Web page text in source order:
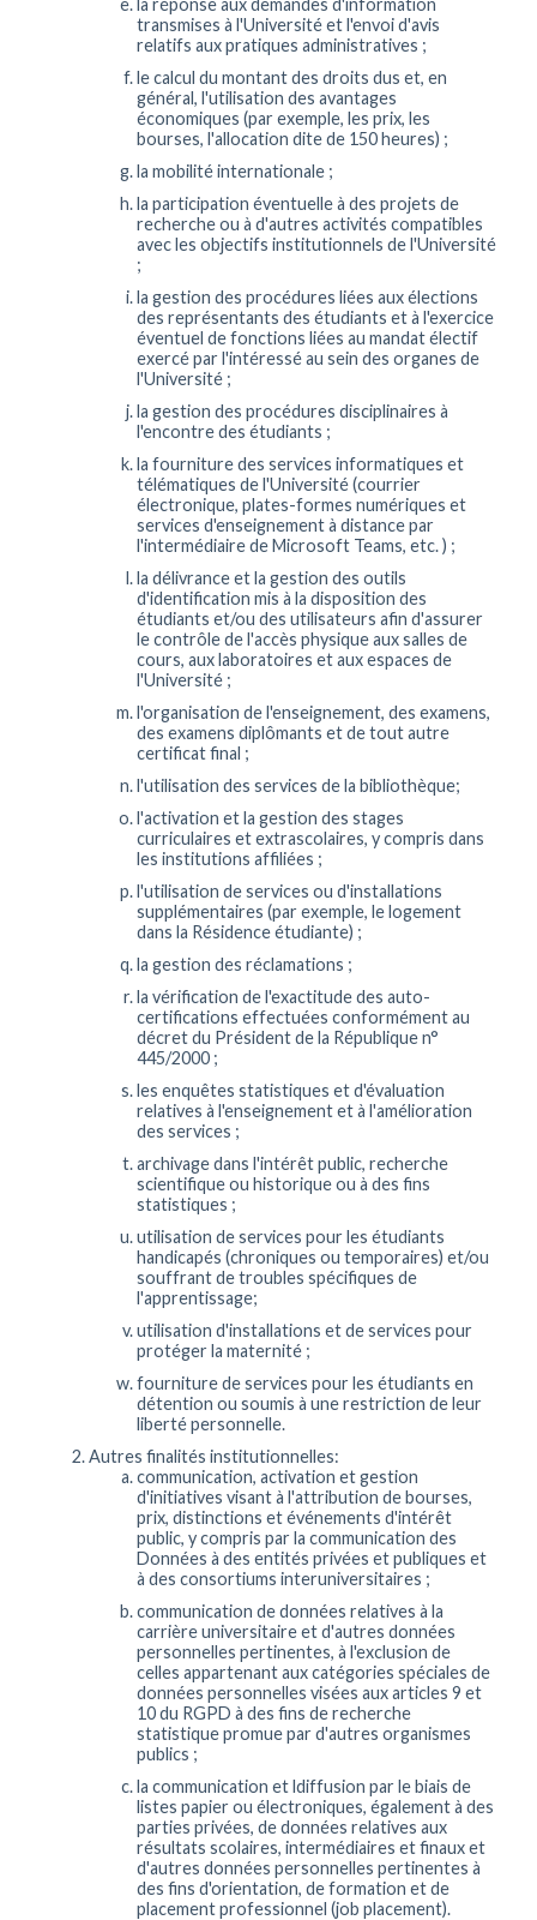
transmises à l'Université et l'envoi d'avis
relatifs aux pratiques administratives ;
le calcul du montant des droits dus et, en
général, l'utilisation des avantages
économiques (par exemple, les prix, les
bourses, l'allocation dite de 150 heures) ;
la mobilité internationale ;
la participation éventuelle à des projets de
recherche ou à d'autres activités compatibles
avec les objectifs institutionnels de l'Université
;
la gestion des procédures liées aux élections
des représentants des étudiants et à l'exercice
éventuel de fonctions liées au mandat électif
exercé par l'intéressé au sein des organes de
l'Université ;
la gestion des procédures disciplinaires à
l'encontre des étudiants ;
la fourniture des services informatiques et
télématiques de l'Université (courrier
électronique, plates-formes numériques et
services d'enseignement à distance par
l'intermédiaire de Microsoft Teams, etc. ) ;
la délivrance et la gestion des outils
d'identification mis à la disposition des
étudiants et/ou des utilisateurs afin d'assurer
le contrôle de l'accès physique aux salles de
cours, aux laboratoires et aux espaces de
l'Université ;
l'organisation de l'enseignement, des examens,
des examens diplômants et de tout autre
certificat final ;
l'utilisation des services de la bibliothèque;
l'activation et la gestion des stages
curriculaires et extrascolaires, y compris dans
les institutions affiliées ;
l'utilisation de services ou d'installations
supplémentaires (par exemple, le logement
dans la Résidence étudiante) ;
la gestion des réclamations ;
la vérification de l'exactitude des auto-
certifications effectuées conformément au
décret du Président de la République n°
445/2000 ;
les enquêtes statistiques et d'évaluation
relatives à l'enseignement et à l'amélioration
des services ;
archivage dans l'intérêt public, recherche
scientifique ou historique ou à des fins
statistiques ;
utilisation de services pour les étudiants
handicapés (chroniques ou temporaires) et/ou
souffrant de troubles spécifiques de
l'apprentissage;
utilisation d'installations et de services pour
protéger la maternité ;
fourniture de services pour les étudiants en
détention ou soumis à une restriction de leur
liberté personnelle.
Autres finalités institutionnelles:
communication, activation et gestion
d'initiatives visant à l'attribution de bourses,
prix, distinctions et événements d'intérêt
public, y compris par la communication des
Données à des entités privées et publiques et
à des consortiums interuniversitaires ;
communication de données relatives à la
carrière universitaire et d'autres données
personnelles pertinentes, à l'exclusion de
celles appartenant aux catégories spéciales de
données personnelles visées aux articles 9 et
10 du RGPD à des fins de recherche
statistique promue par d'autres organismes
publics ;
la communication et ldiffusion par le biais de
listes papier ou électroniques, également à des
parties privées, de données relatives aux
résultats scolaires, intermédiaires et finaux et
d'autres données personnelles pertinentes à
des fins d'orientation, de formation et de
placement professionnel (job placement).